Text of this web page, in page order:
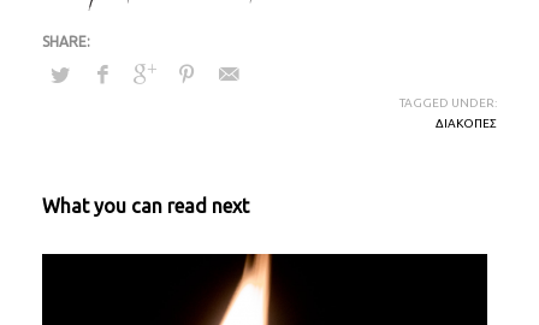
TAGGED UNDER:
ΔΙΑΚΟΠΕΣ
What you can read next